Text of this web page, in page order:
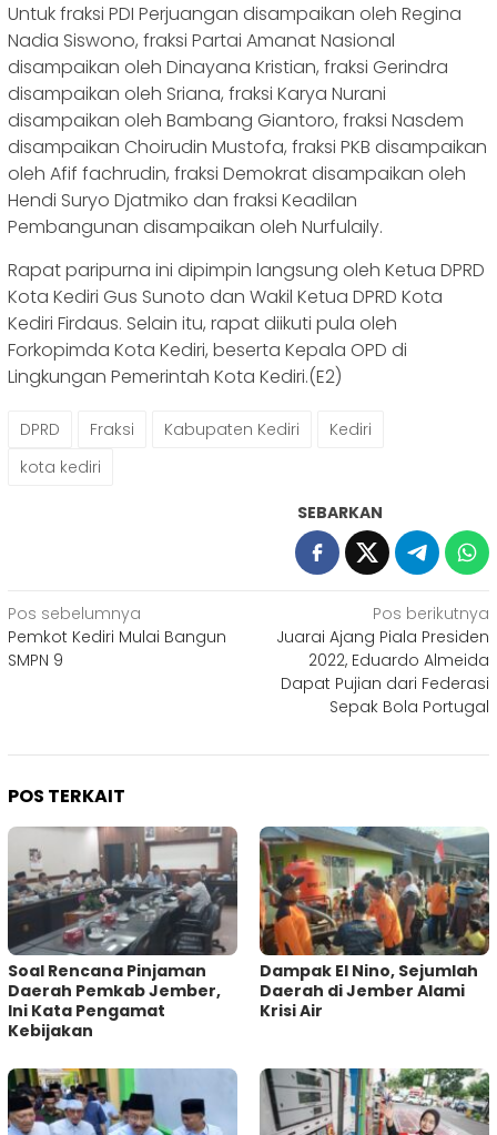
Untuk fraksi PDI Perjuangan disampaikan oleh Regina
Nadia Siswono, fraksi Partai Amanat Nasional
disampaikan oleh Dinayana Kristian, fraksi Gerindra
disampaikan oleh Sriana, fraksi Karya Nurani
disampaikan oleh Bambang Giantoro, fraksi Nasdem
disampaikan Choirudin Mustofa, fraksi PKB disampaikan
oleh Afif fachrudin, fraksi Demokrat disampaikan oleh
Hendi Suryo Djatmiko dan fraksi Keadilan
Pembangunan disampaikan oleh Nurfulaily.
Rapat paripurna ini dipimpin langsung oleh Ketua DPRD
Kota Kediri Gus Sunoto dan Wakil Ketua DPRD Kota
Kediri Firdaus. Selain itu, rapat diikuti pula oleh
Forkopimda Kota Kediri, beserta Kepala OPD di
Lingkungan Pemerintah Kota Kediri.(E2)
DPRD Fraksi Kabupaten Kediri
Kediri
kota kediri
SEBARKAN
Navigasi
pos
Pos sebelumnya
Pemkot Kediri Mulai Bangun
SMPN 9
Pos berikutnya
Juarai Ajang Piala Presiden
2022, Eduardo Almeida
Dapat Pujian dari Federasi
Sepak Bola Portugal
POS TERKAIT
‎Soal Rencana Pinjaman
Daerah Pemkab Jember,
Ini Kata Pengamat
Kebijakan ‎
Dampak El Nino, Sejumlah
Daerah di Jember Alami
Krisi Air